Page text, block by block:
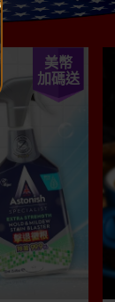
美幣
加碼送